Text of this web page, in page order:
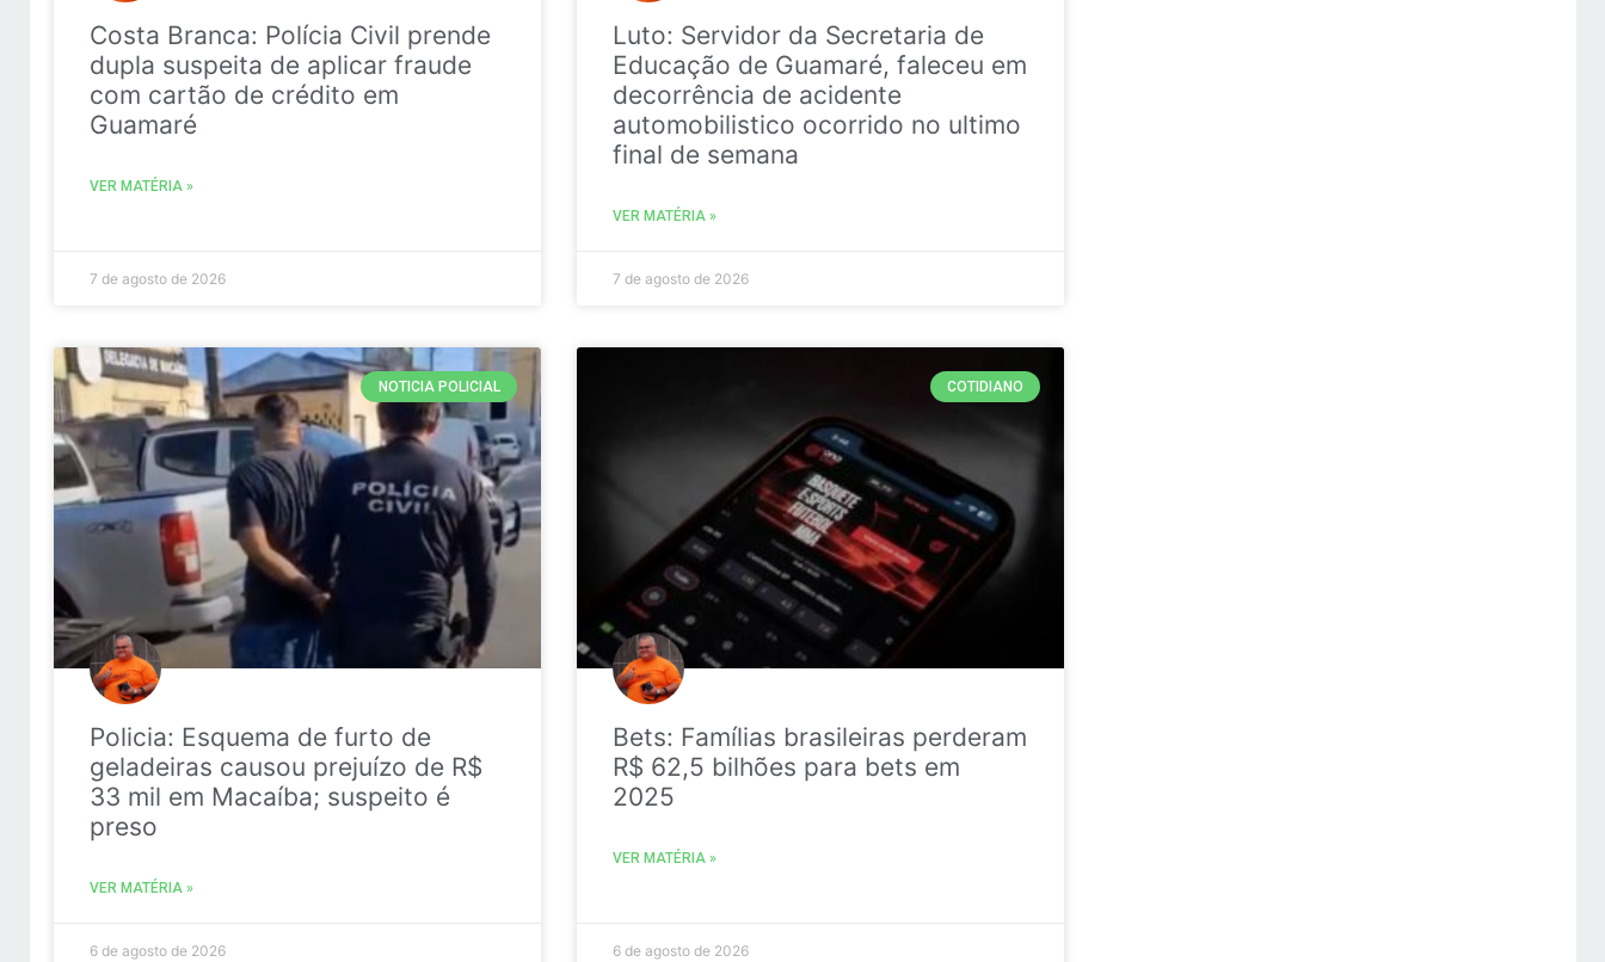
Costa Branca: Polícia Civil prende
dupla suspeita de aplicar fraude
com cartão de crédito em
Guamaré
VER MATÉRIA »
7 de agosto de 2026
Luto: Servidor da Secretaria de
Educação de Guamaré, faleceu em
decorrência de acidente
automobilistico ocorrido no ultimo
final de semana
VER MATÉRIA »
7 de agosto de 2026
NOTICIA POLICIAL
Policia: Esquema de furto de
geladeiras causou prejuízo de R$
33 mil em Macaíba; suspeito é
preso
VER MATÉRIA »
6 de agosto de 2026
COTIDIANO
Bets: Famílias brasileiras perderam
R$ 62,5 bilhões para bets em
2025
VER MATÉRIA »
6 de agosto de 2026